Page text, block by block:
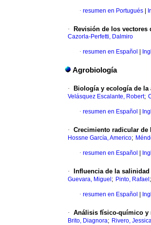
· resumen en Portugués
· Revisión de los vectores
Cazorla-Perfetti, Dalmiro
· resumen en Español
Agrobiología
· Biología y ecología de la
Velásquez Escalante, Robert;
· resumen en Español
· Crecimiento radicular de
Hossne García, Americo;
· resumen en Español
· Influencia de la
Guevara, Miguel ; Pinto, Rafael ;
· resumen en Español
· Análisis físico-químico y
Brito, Diagnora; Rivero,